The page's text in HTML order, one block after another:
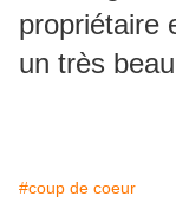
propriétaire
un très
#coup de coeur